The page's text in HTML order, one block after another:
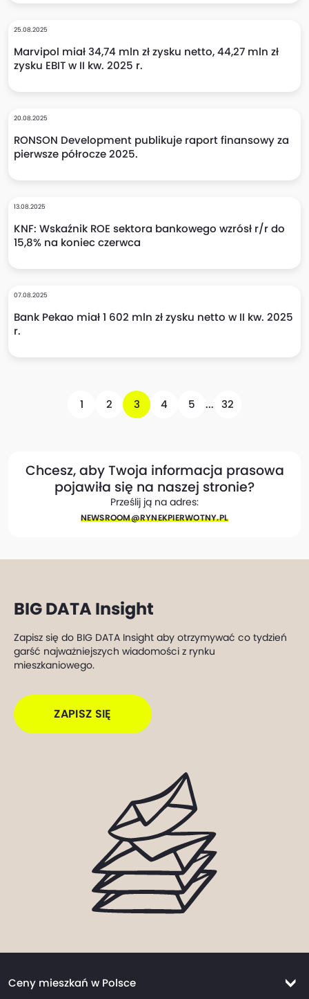
25.08.2025
Marvipol miał 34,74 mln zł zysku netto, 44,27 mln zł
zysku EBIT w II kw. 2025 r.
20.08.2025
RONSON Development publikuje raport finansowy za
pierwsze półrocze 2025.
13.08.2025
KNF: Wskaźnik ROE sektora bankowego wzrósł r/r do
15,8% na koniec czerwca
07.08.2025
Bank Pekao miał 1 602 mln zł zysku netto w II kw. 2025
r.
1 2 3 4 5 ... 32
Chcesz, aby Twoja informacja prasowa
pojawiła się na naszej stronie?
Prześlij ją na adres:
NEWSROOM@​RYNEKPIERWOTNY.PL
BIG DATA Insight
Zapisz się do BIG DATA Insight aby otrzymywać co tydzień
garść najważniejszych wiadomości z rynku
mieszkaniowego.
ZAPISZ SIĘ
Ceny mieszkań w Polsce